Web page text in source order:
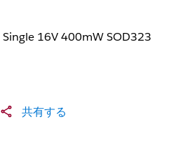
16V 400mW SOD323
共有する